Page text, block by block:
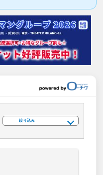
絞り込み